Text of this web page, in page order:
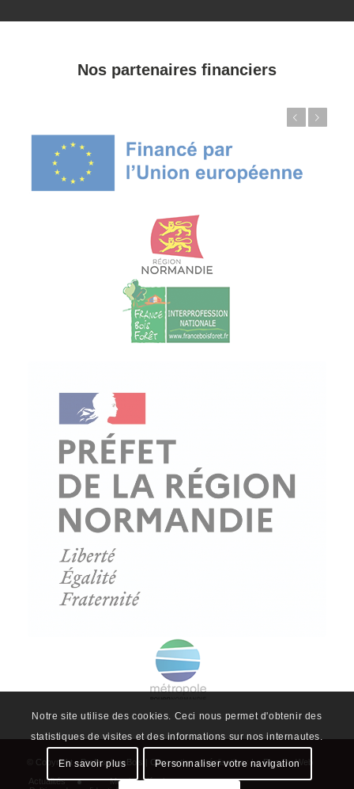
Nos partenaires financiers
© Copyright - ProfessionsBois | Conception et réalisation :
Actualités
Mentions légales
Politique de confidentialité
Notre site utilise des cookies. Ceci nous permet d'obtenir des
statistiques de visites et des informations sur nos internautes.
En savoir plus Personnaliser votre navigation